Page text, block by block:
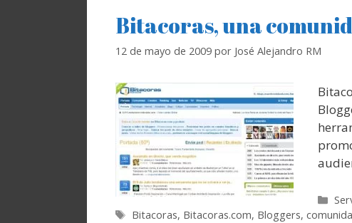
Bitacoras, una
12 de mayo de 2009 por José Alejandro RM
Etiquetas
Bitacoras, Bitacoras.com, Bloggers,